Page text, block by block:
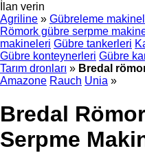
İlan verin
Agriline » Gübreleme
Römork gübre serpme
makineleri Gübre tankerleri
Gübre konteynerleri Gübre
Tarım dronları » Bredal
Amazone Rauch Unia »
Bredal
Serpme